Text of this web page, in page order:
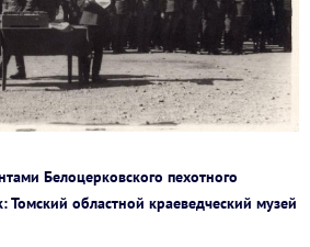
Белоцерковского пехотного
Томский областной краеведческий музей